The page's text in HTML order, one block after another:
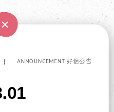
ANNOUNCEMENT 好侶公告